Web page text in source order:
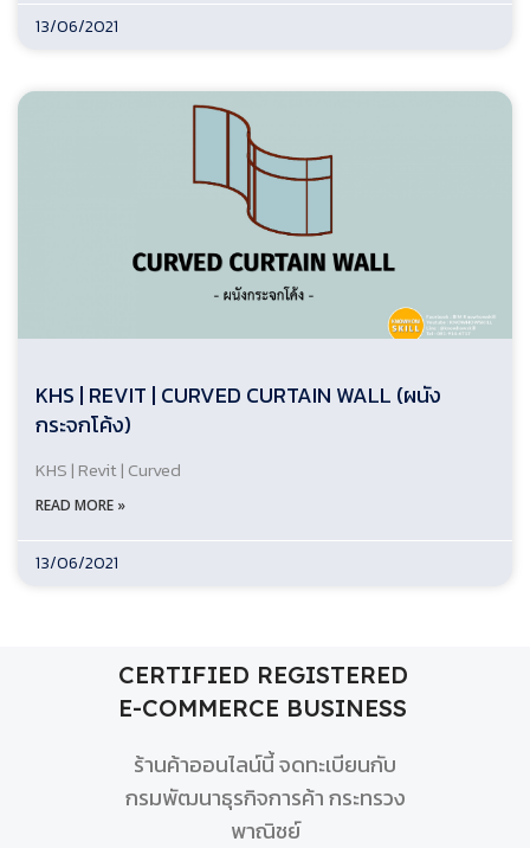
13/06/2021
KHS | REVIT | CURVED CURTAIN WALL (ผนัง
กระจกโค้ง)
KHS | Revit | Curved
READ MORE »
13/06/2021
CERTIFIED REGISTERED
E-COMMERCE BUSINESS
ร้านค้าออนไลน์นี้ จดทะเบียนกับ
กรมพัฒนาธุรกิจการค้า กระทรวง
พาณิชย์